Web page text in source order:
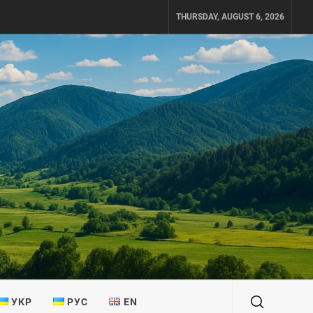
THURSDAY, AUGUST 6, 2026
УКР РУС EN